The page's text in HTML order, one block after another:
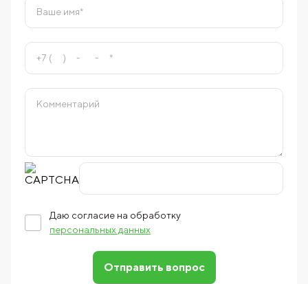
Даю согласие на обработку
персональных данных
Отправить вопрос